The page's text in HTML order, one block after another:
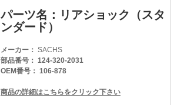
パーツ名：リアショック（スタ
ンダード）
メーカー： SACHS
部品番号： 124-320-2031
OEM番号： 106-878
商品の詳細はこちらをクリック下さい